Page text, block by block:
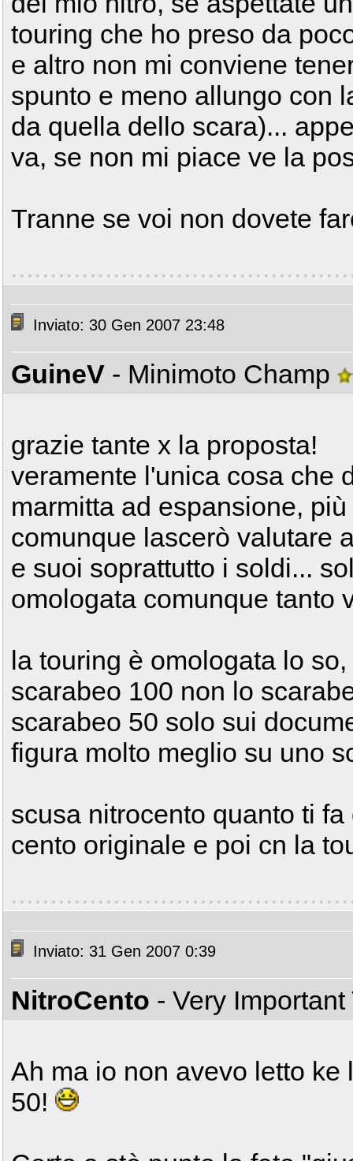
touring che ho preso da
e altro non mi conviene
spunto e meno allungo con
da quella dello scara)...
va, se non mi piace ve la
Tranne se voi non dovete
Inviato: 30 Gen 2007 23:48
GuineV - Minimoto Champ
grazie tante x la proposta!
veramente l'unica cosa che
marmitta ad espansione,
comunque lascerò valutare
e suoi soprattutto i soldi...
omologata comunque tanto
la touring è omologata lo
scarabeo 100 non lo
scarabeo 50 solo sui
figura molto meglio su uno
scusa nitrocento quanto ti
cento originale e poi cn la
Inviato: 31 Gen 2007 0:39
NitroCento - Very
Ah ma io non avevo letto
50!